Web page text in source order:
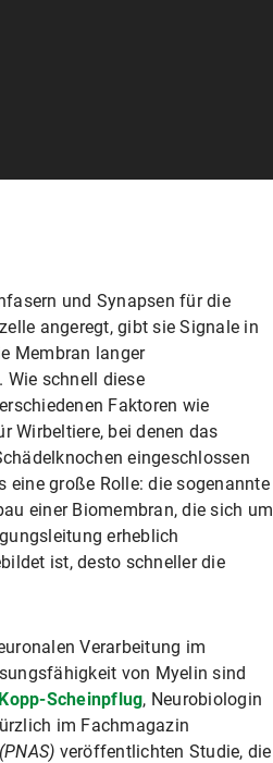
und Synapsen für die
angeregt, gibt sie Signale in
Membran langer
Wie schnell diese
Faktoren wie
Wirbeltiere, bei denen das
eingeschlossen
eine große Rolle: die sogenannte
einer Biomembran, die sich um
erheblich
ist, desto schneller die
Verarbeitung im
von Myelin sind
Scheinpflug, Neurobiologin
im Fachmagazin
veröffentlichten Studie, die